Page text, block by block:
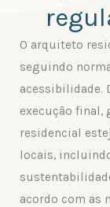
O arquiteto
seguindo
acessibilidade.
execução final,
residencial
locais,
acordo com as